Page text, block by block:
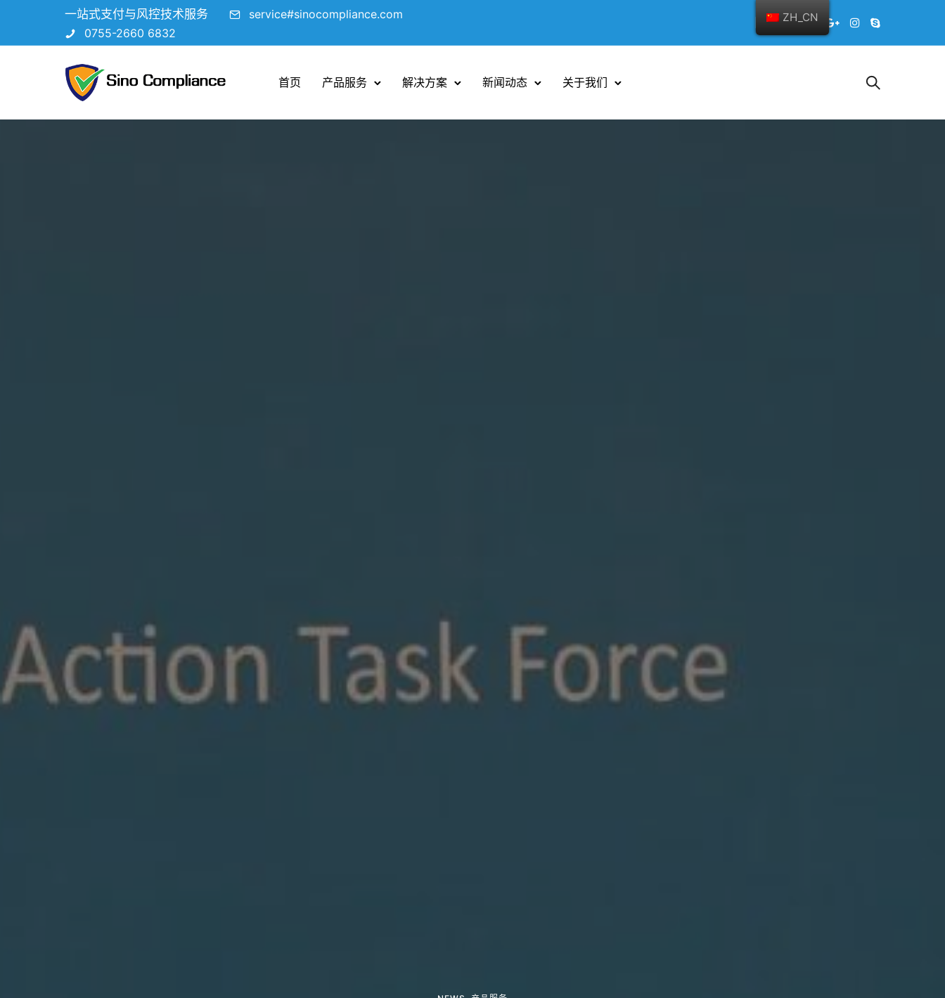
一站式支付与风控技术服务
service#sinocompliance.com
0755-2660 6832
首页 产品服务 解决方案 新闻动态 关于我们
ZH_CN